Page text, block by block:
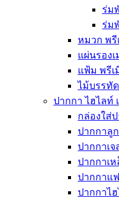
ร่ม
ร่ม
หมวก พรี
แผ่นรอง
แฟ้ม พรีเ
ไม้บรรทั
ปากกา ไฮไลท์
กล่องใส่
ปากกาลู
ปากกาเจ
ปากกาเ
ปากกาแ
ปากกาไ